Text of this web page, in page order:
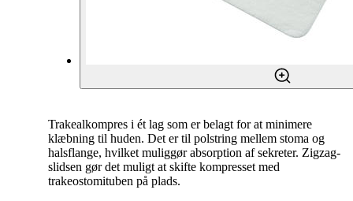
Trakealkompres i ét lag som er belagt for at minimere
klæbning til huden. Det er til polstring mellem stoma og
halsflange, hvilket muliggør absorption af sekreter. Zigzag-
slidsen gør det muligt at skifte kompresset med
trakeostomituben på plads.